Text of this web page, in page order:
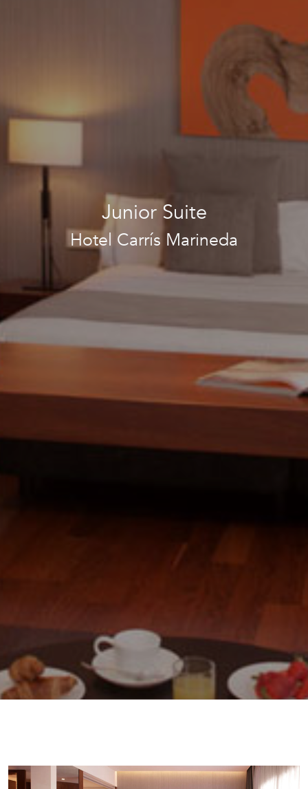
Junior Suite
Hotel Carrís Marineda